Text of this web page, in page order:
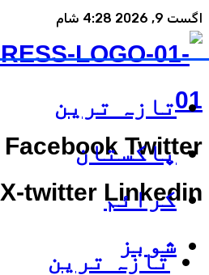
اگست 9, 2026 4:28 شام
Facebook Twitter
X-twitter Linkedin
تازہ ترین
تازہ ترین
پاکستان
کرائم
شوبز